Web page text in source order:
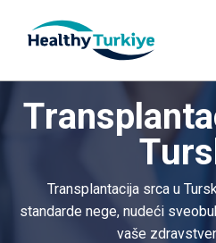
p
t
Transplantacija srca u
standarde nege, nudeći
vaše